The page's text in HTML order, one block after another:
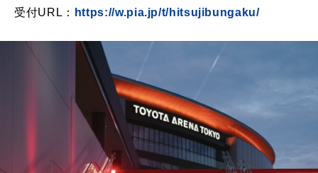
受付URL：
https://w.pia.jp/t/hitsujibungaku/